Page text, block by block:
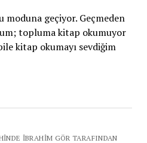
moduna geçiyor. Geçmeden
topluma kitap okumuyor
kitap okumayı sevdiğim
İBRAHIM GÖR TARAFINDAN